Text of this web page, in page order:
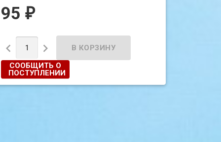
95₽
 
СООБЩИТЬ О
ПОСТУПЛЕНИИ